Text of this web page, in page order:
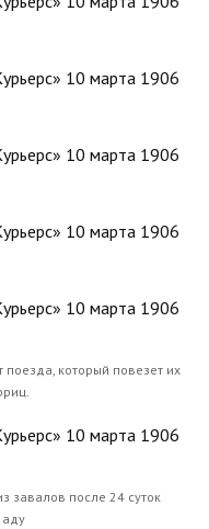
который повезет их
завалов после 24 суток